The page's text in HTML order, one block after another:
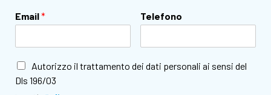
Email* Telefono
Autorizzo il trattamento dei dati personali ai sensi del
Dls 196/03